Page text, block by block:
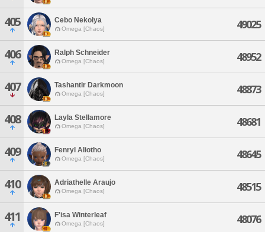
405 Cebo Nekoiya
Omega [Chaos] 49025
406 Ralph Schneider
Omega [Chaos] 48952
407 Tashantir Darkmoon
Omega [Chaos] 48873
408 Layla Stellamore
Omega [Chaos] 48681
409 Fenryl Aliotho
Omega [Chaos] 48645
410 Adriathelle Araujo
Omega [Chaos] 48515
411 F'isa Winterleaf
Omega [Chaos] 48076